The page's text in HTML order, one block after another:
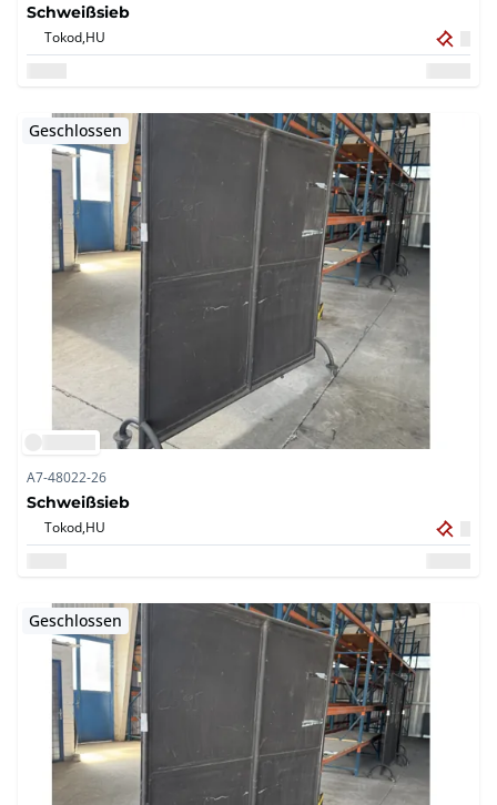
Schweißsieb
Tokod,HU
Geschlossen
A7-48022-26
Schweißsieb
Tokod,HU
Geschlossen